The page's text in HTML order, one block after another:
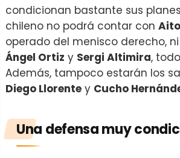
condicionan bastante sus
chileno no podrá contar con
operado del menisco derecho,
Ángel Ortiz y Sergi Altimira,
Además, tampoco estarán los
Diego Llorente y Cucho
Una defensa muy